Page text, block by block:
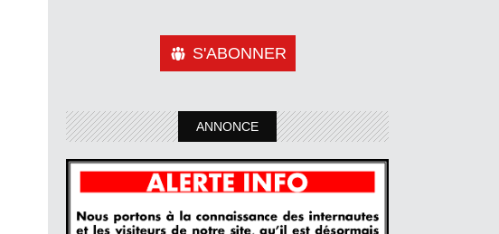
S'ABONNER
ANNONCE